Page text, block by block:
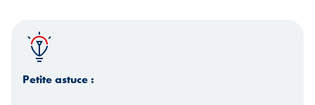
Petite astuce :